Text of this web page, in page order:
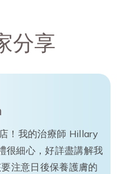
分享
！我的治療師 Hillary
很細心，好詳盡講解我
注意日後保養護膚的